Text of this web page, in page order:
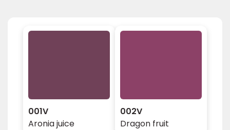
001V
Aronia juice
002V
Dragon fruit